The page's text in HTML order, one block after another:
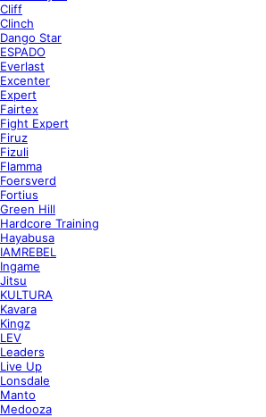
Cliff
Clinch
Dango Star
ESPADO
Everlast
Excenter
Expert
Fairtex
Fight Expert
Firuz
Fizuli
Flamma
Foersverd
Fortius
Green Hill
Hardcore Training
Hayabusa
IAMREBEL
Ingame
Jitsu
KULTURA
Kavara
Kingz
LEV
Leaders
Live Up
Lonsdale
Manto
Medooza